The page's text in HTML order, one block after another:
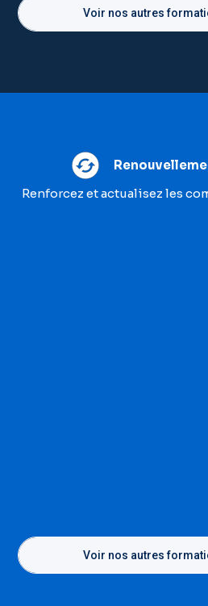
Voir nos autres
Renforcez et actualisez les
Voir nos autres